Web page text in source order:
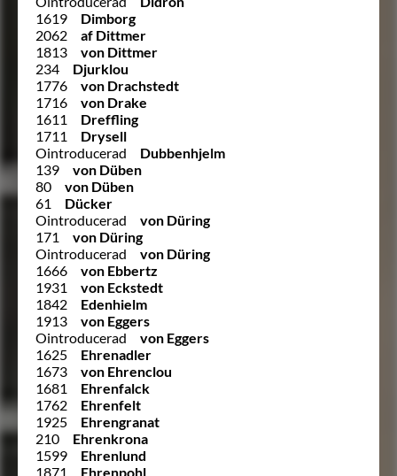
1619
Dimborg
2062
af Dittmer
1813
von Dittmer
234
Djurklou
1776
von Drachstedt
1716
von Drake
1611
Dreffling
1711
Drysell
Ointroducerad
Dubbenhjelm
139
von Düben
80
von Düben
61
Dücker
Ointroducerad
von Düring
171
von Düring
Ointroducerad
von Düring
1666
von Ebbertz
1931
von Eckstedt
1842
Edenhielm
1913
von Eggers
Ointroducerad
von Eggers
1625
Ehrenadler
1673
von Ehrenclou
1681
Ehrenfalck
1762
Ehrenfelt
1925
Ehrengranat
210
Ehrenkrona
1599
Ehrenlund
1871
Ehrenpohl